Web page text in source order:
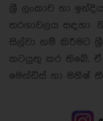
ශ්‍රී ලංකාව හා
තරගාවලය සඳහා
සිල්වා නම් කිරීමට
කටයුතු කර තිබේ.
මෙන්ඩිස් හා මහීෂ්